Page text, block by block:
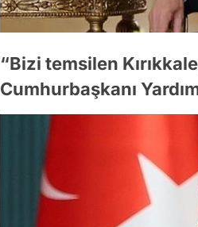
“Bizi temsilen
Cumhurbaşkanı